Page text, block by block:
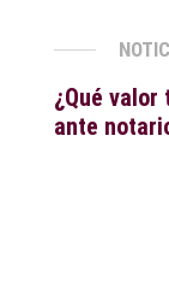
¿Qué
ante